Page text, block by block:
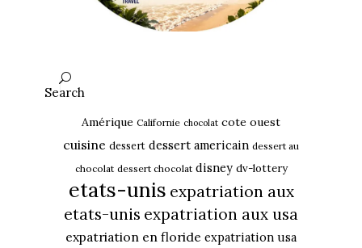
Search
Amérique Californie chocolat cote ouest
cuisine dessert dessert americain dessert au
chocolat dessert chocolat disney dv-lottery
etats-unis expatriation aux
etats-unis expatriation aux usa
expatriation en floride expatriation usa